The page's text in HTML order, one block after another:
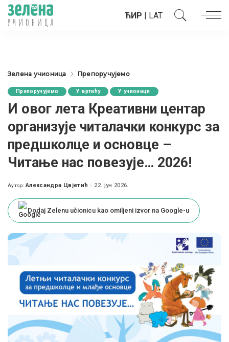
ЋИР | LAT
Зелена учионица Препоручујемо
Препоручујемо У вртићу У учионици
И овог лета Креативни центар
организује читалачки конкурс за
предшколце и основце –
Читање нас повезује… 2026!
Posted
Аутор: Александра Цвјетић 22. јун 2026.
Dodaj Zelenu učionicu kao omiljeni izvor na Google-u